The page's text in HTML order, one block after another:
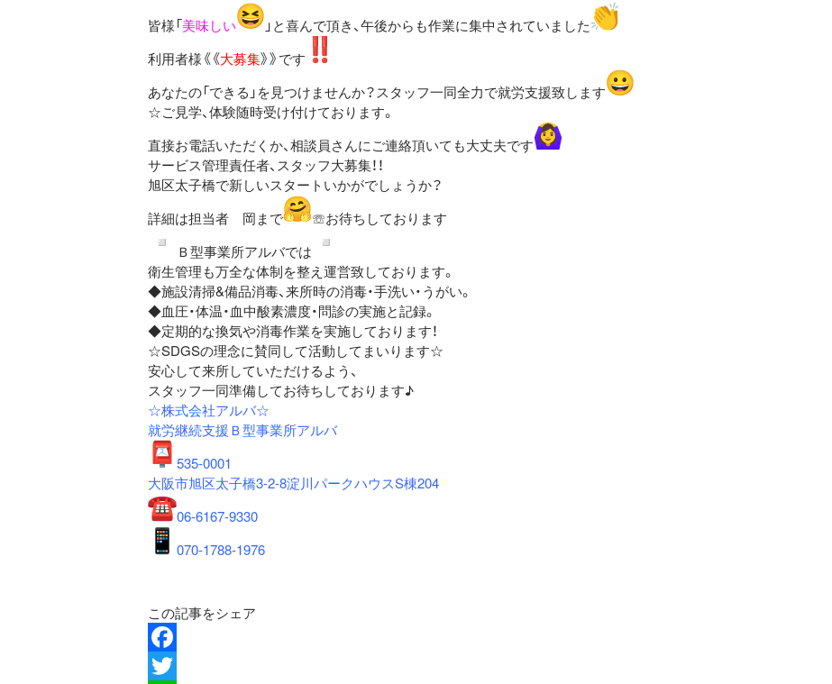
皆様「美味しい
」と喜んで頂き、午後からも作業に集中されていました
利用者様《《大募集》》です
あなたの「できる」を見つけませんか？スタッフ一同全力で就労支援致します
☆ご見学、体験随時受け付けております。
直接お電話いただくか、相談員さんにご連絡頂いても大丈夫です
サービス管理責任者、スタッフ大募集！！
旭区太子橋で新しいスタートいかがでしょうか？
詳細は担当者 岡まで
☏お待ちしております
︎Ｂ型事業所アルバでは
衛生管理も万全な体制を整え運営致しております。
◆施設清掃&備品消毒、来所時の消毒・手洗い・うがい。
◆血圧・体温・血中酸素濃度・問診の実施と記録。
◆定期的な換気や消毒作業を実施しております！
☆SDGSの理念に賛同して活動してまいります☆
安心して来所していただけるよう、
スタッフ一同準備してお待ちしております♪
☆株式会社アルバ☆
就労継続支援Ｂ型事業所アルバ
535-0001
大阪市旭区太子橋3-2-8淀川パークハウスS棟204
06-6167-9330
070-1788-1976
この記事をシェア
Facebook